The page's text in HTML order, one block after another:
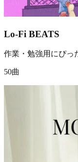
Lo-Fi BEATS
作業・勉強用にぴっ
50曲